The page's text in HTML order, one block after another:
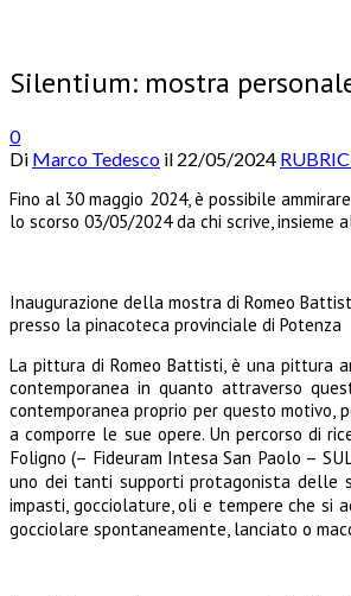
Silentium: mostra
0
Di Marco Tedesco il 22/05/2024
Fino al 30 maggio 2024, è possibile
lo scorso 03/05/2024 da chi scrive, insieme
Inaugurazione della mostra di Romeo
presso la pinacoteca provinciale di Potenza
La pittura di Romeo Battisti, è una pittura
contemporanea in quanto attraverso
contemporanea proprio per questo motivo,
a comporre le sue opere. Un percorso di
Foligno (– Fideuram Intesa San Paolo –
uno dei tanti supporti protagonista delle
impasti, gocciolature, oli e tempere che si
gocciolare spontaneamente, lanciato o